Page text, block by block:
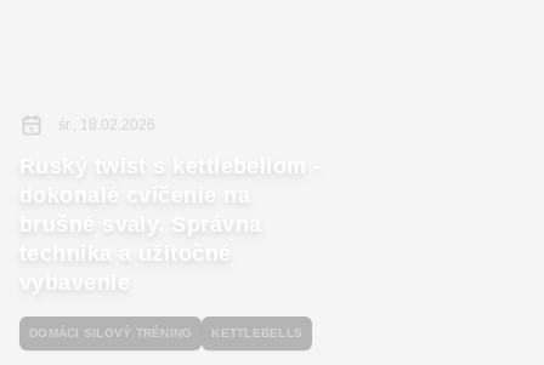
śr., 18.02.2026
Ruský twist s kettlebellom -
dokonalé cvičenie na
brušné svaly. Správna
technika a užitočné
vybavenie
DOMÁCI SILOVÝ TRÉNING KETTLEBELLS